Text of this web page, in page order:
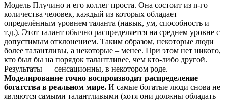
Модель Плучино и его коллег проста. Она состоит из n-го
количества человек, каждый из которых обладает
определённым уровнем таланта (навык, ум, способность и
т.д.). Этот талант обычно распределяется на среднем уровне с
допустимым отклонением. Таким образом, некоторые люди
более талантливы, а некоторые – менее. При этом нет никого,
кто был бы на порядок талантливее, чем кто-либо другой.
Результаты — сенсационны, в некотором роде.
Моделирование точно воспроизводит распределение
богатства в реальном мире. И самые богатые люди снова не
являются самыми талантливыми (хотя они должны обладать